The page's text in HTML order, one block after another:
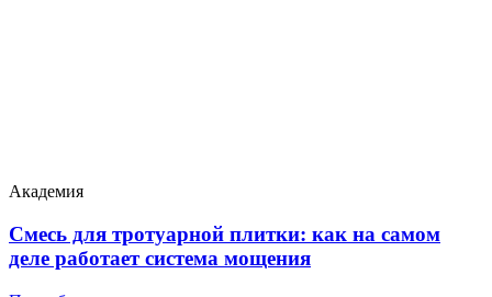
Академия
Смесь для тротуарной плитки: как на самом
деле работает система мощения